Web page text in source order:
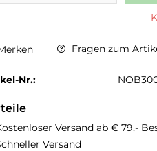
Fragen zum
Nr.:
Versand ab € 79,-
Versand